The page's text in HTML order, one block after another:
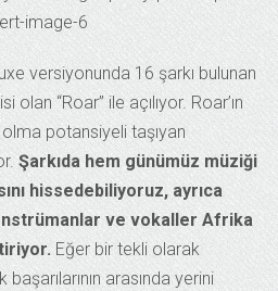
versiyonunda 16 şarkı bulunan
“Roar” ile açılıyor. Roar’ın
potansiyeli taşıyan
Şarkıda hem günümüz müziği
hissedebiliyoruz, ayrıca
ve vokaller Afrika
Eğer bir tekli olarak
başarılarının arasında yerini